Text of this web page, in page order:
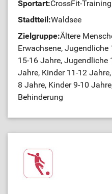
Sportart:CrossFit-Training
Stadtteil:Waldsee
Zielgruppe:Ältere
Erwachsene,
15-16 Jahre, Jugendliche
Jahre, Kinder 11-12
8 Jahre, Kinder 9-10
Behinderung